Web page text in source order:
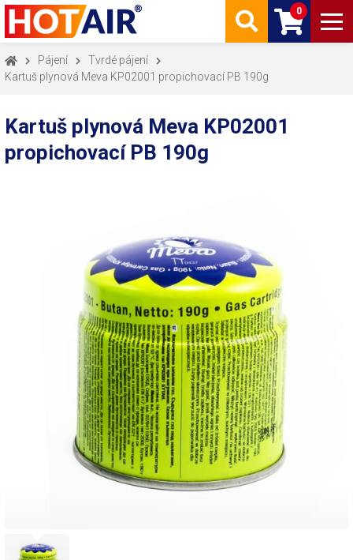
0
Pájení
Tvrdé pájení
Kartuš plynová Meva KP02001 propichovací PB 190g
Kartuš plynová Meva KP02001
propichovací PB 190g